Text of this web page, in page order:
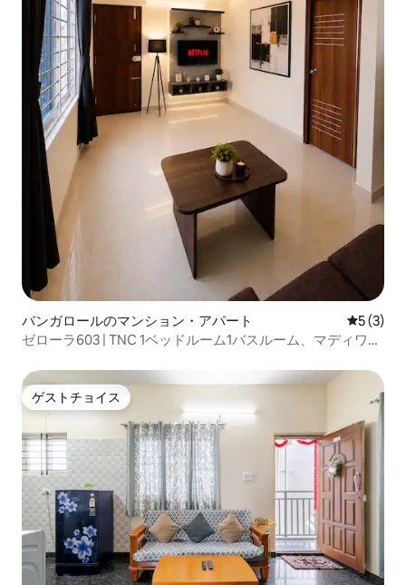
バンガロールのマンション・アパート レビュー
5 (3)
ゼローラ603 | TNC 1ベッドルーム1バスルーム、マディワラ
ゲストチョイス
ゲストチョイス